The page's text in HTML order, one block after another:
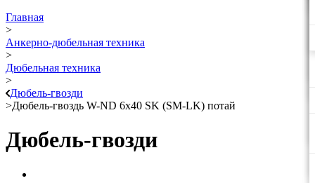
Главная
>
Анкерно-дюбельная техника
>
Дюбельная техника
>
Дюбель-гвозди
>Дюбель-гвоздь W-ND 6х40 SK (SM-LK) потай
Дюбель-гвозди